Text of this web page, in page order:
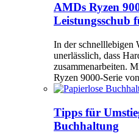
AMDs Ryzen
Leistungsschub
In der schnelllebigen
unerlässlich, dass
zusammenarbeiten.
Ryzen 9000-Serie
Tipps für
Buchhaltung